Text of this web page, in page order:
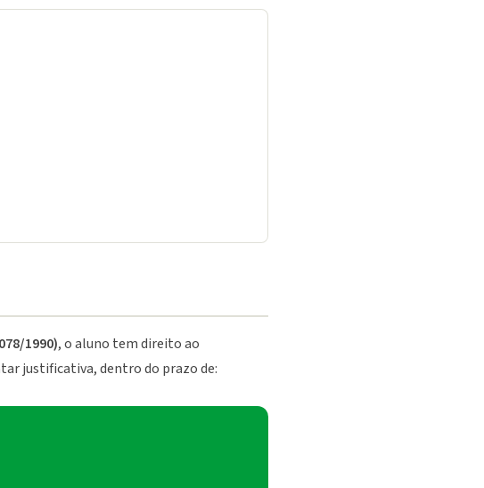
1990), o aluno tem direito ao
justificativa, dentro do prazo de: